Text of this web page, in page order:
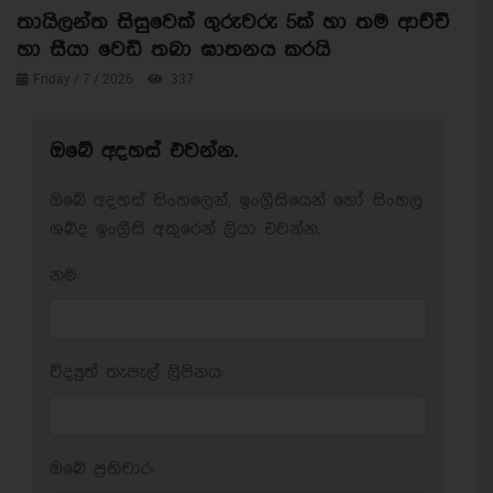
තායිලන්ත සිසුවෙක් ගුරුවරු 5ක් හා තම ආච්චි
හා සීයා වෙඩි තබා ඝාතනය කරයි
Friday / 7 / 2026 337
ඔබේ අදහස් එවන්න.